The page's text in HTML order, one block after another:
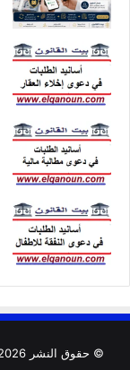
© حقوق النشر 2026، جميع الحقوق محفوظة |